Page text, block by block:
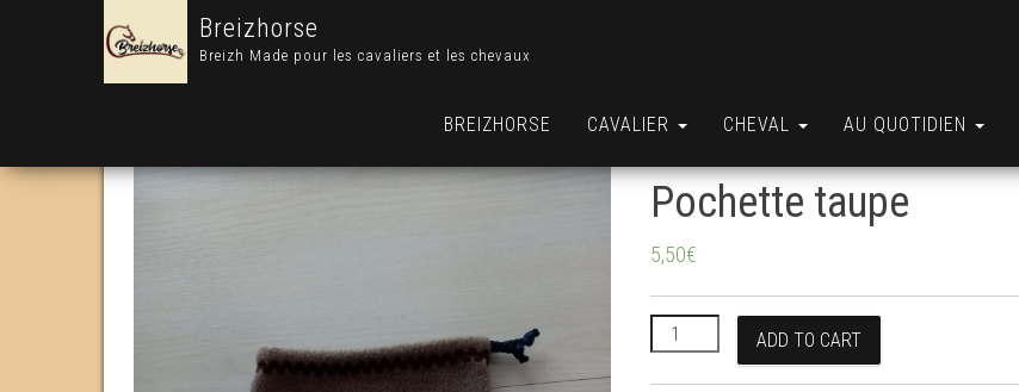
Breizhorse
Breizh Made pour les cavaliers et les chevaux
BREIZHORSE CAVALIER CHEVAL AU QUOTIDIEN
Pochette taupe
5,50€
Pochette taupe quantity
ADD TO CART